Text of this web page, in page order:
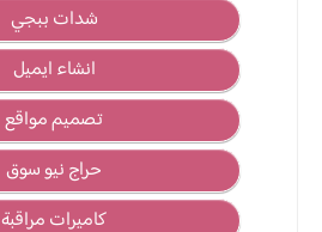
شدات ببجي
انشاء ايميل
تصميم مواقع
حراج نيو سوق
كاميرات مراقبة